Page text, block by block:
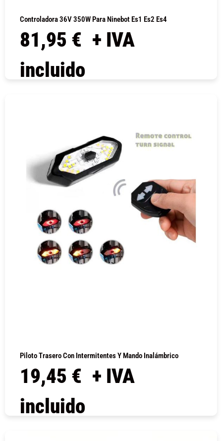
Controladora 36V 350W Para Ninebot Es1 Es2 Es4
81,95 € + IVA
incluido
Piloto Trasero Con Intermitentes Y Mando Inalámbrico
19,45 € + IVA
incluido